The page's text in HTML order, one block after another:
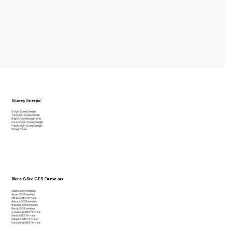
İllere Göre GES Firmaları
Adana GES Firmaları
Aydın GES Firmaları
Antalya GES Firmaları
Ankara GES Firmaları
Balıkesir GES Firmaları
Bursa GES Firmaları
Çanakkale GES Firmaları
Denizli GES Firmaları
Eskişehir GES Firmaları
Gaziantep GES Firmaları
Güneş Enerjisi
Ev İçin Güneş Enerjisi
Tarım İçin Güneş Enerjisi
Bağ Evi İçin Güneş Enerjisi
Karavan İçin Güneş Enerjisi
Fabrika İçin Güneş Enerjisi
Güneş Paneli